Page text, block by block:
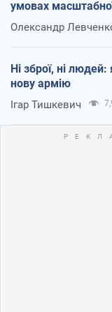
умовах
Олександр
Ні зброї, ні
нову армію
Ігар Тишкевич